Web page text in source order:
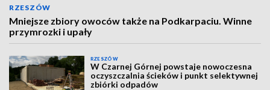
RZESZÓW
Mniejsze zbiory owoców także na Podkarpaciu. Winne
przymrozki i upały
RZESZÓW
W Czarnej Górnej powstaje nowoczesna
oczyszczalnia ścieków i punkt selektywnej
zbiórki odpadów